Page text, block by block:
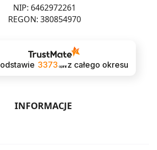
NIP: 6462972261
REGON: 380854970
3373 opinii z całego okresu
INFORMACJE